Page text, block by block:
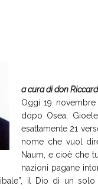
a cura di don
Oggi 19
dopo Osea,
esattamente 21
nome che vuol
Naum, e cioè che
nazioni pagane
il Dio di un